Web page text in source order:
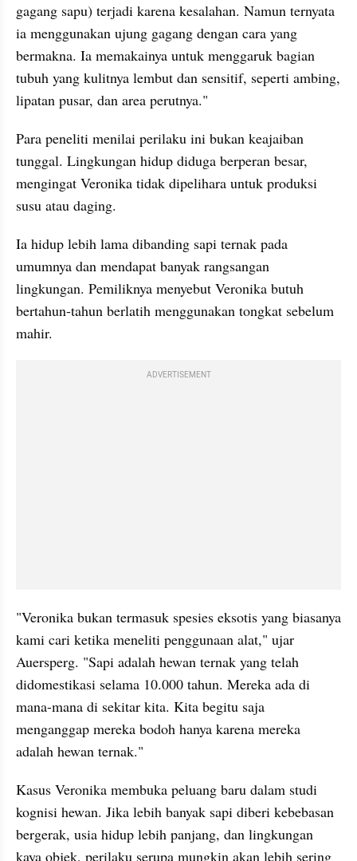
gagang sapu) terjadi karena kesalahan. Namun ternyata
ia menggunakan ujung gagang dengan cara yang
bermakna. Ia memakainya untuk menggaruk bagian
tubuh yang kulitnya lembut dan sensitif, seperti ambing,
lipatan pusar, dan area perutnya."
Para peneliti menilai perilaku ini bukan keajaiban
tunggal. Lingkungan hidup diduga berperan besar,
mengingat Veronika tidak dipelihara untuk produksi
susu atau daging.
Ia hidup lebih lama dibanding sapi ternak pada
umumnya dan mendapat banyak rangsangan
lingkungan. Pemiliknya menyebut Veronika butuh
bertahun-tahun berlatih menggunakan tongkat sebelum
mahir.
ADVERTISEMENT
"Veronika bukan termasuk spesies eksotis yang biasanya
kami cari ketika meneliti penggunaan alat," ujar
Auersperg. "Sapi adalah hewan ternak yang telah
didomestikasi selama 10.000 tahun. Mereka ada di
mana-mana di sekitar kita. Kita begitu saja
menganggap mereka bodoh hanya karena mereka
adalah hewan ternak."
Kasus Veronika membuka peluang baru dalam studi
kognisi hewan. Jika lebih banyak sapi diberi kebebasan
bergerak, usia hidup lebih panjang, dan lingkungan
kaya objek, perilaku serupa mungkin akan lebih sering